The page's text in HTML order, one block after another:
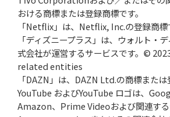
おける商標または登録商標です。
「Netflix」は、Netflix, Inc.の登録商標
「ディズニープラス」は、ウォルト・
式会社が運営するサービスです。©
related entities
「DAZN」は、DAZN Ltd.の商標または
YouTube およびYouTube ロゴは、
Amazon、Prime Videoおよび関連す